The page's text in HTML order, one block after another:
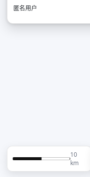
匿名用户
10
km